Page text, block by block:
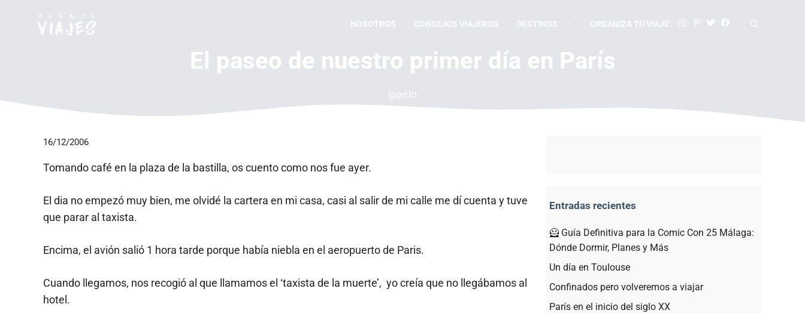
NOSOTROS CONSEJOS VIAJEROS DESTINOS ORGANIZA TU VIAJE
El paseo de nuestro primer día en París
ipaelo
16/12/2006
Tomando café en la plaza de la bastilla, os cuento como nos fue ayer.
El dia no empezó muy bien, me olvidé la cartera en mi casa, casi al salir de mi calle me dí cuenta y tuve
que parar al taxista.
Encima, el avión salió 1 hora tarde porque había niebla en el aeropuerto de Paris.
Cuando llegamos, nos recogió al que llamamos el ‘taxista de la muerte’, yo creía que no llegábamos al
hotel.
Entradas recientes
🦸 Guía Definitiva para la Comic Con 25 Málaga:
Dónde Dormir, Planes y Más
Un día en Toulouse
Confinados pero volveremos a viajar
París en el inicio del siglo XX